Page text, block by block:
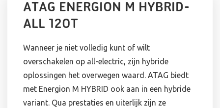
ATAG ENERGION M HYBRID-
ALL 120T
Wanneer je niet volledig kunt of wilt
overschakelen op all-electric, zijn hybride
oplossingen het overwegen waard. ATAG biedt
met Energion M HYBRID ook aan in een hybride
variant. Qua prestaties en uiterlijk zijn ze